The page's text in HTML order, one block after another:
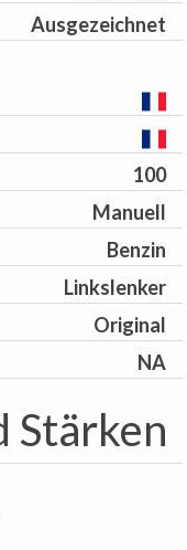
Ausgezeichnet
100
Manuell
Benzin
Linkslenker
Original
NA
Stärken